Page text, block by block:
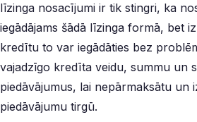
līzinga nosacījumi ir tik stingri, ka
iegādājams šādā līzinga formā, bet
kredītu to var iegādāties bez
vajadzīgo kredīta veidu, summu un
piedāvājumus, lai nepārmaksātu un
piedāvājumu tirgū.